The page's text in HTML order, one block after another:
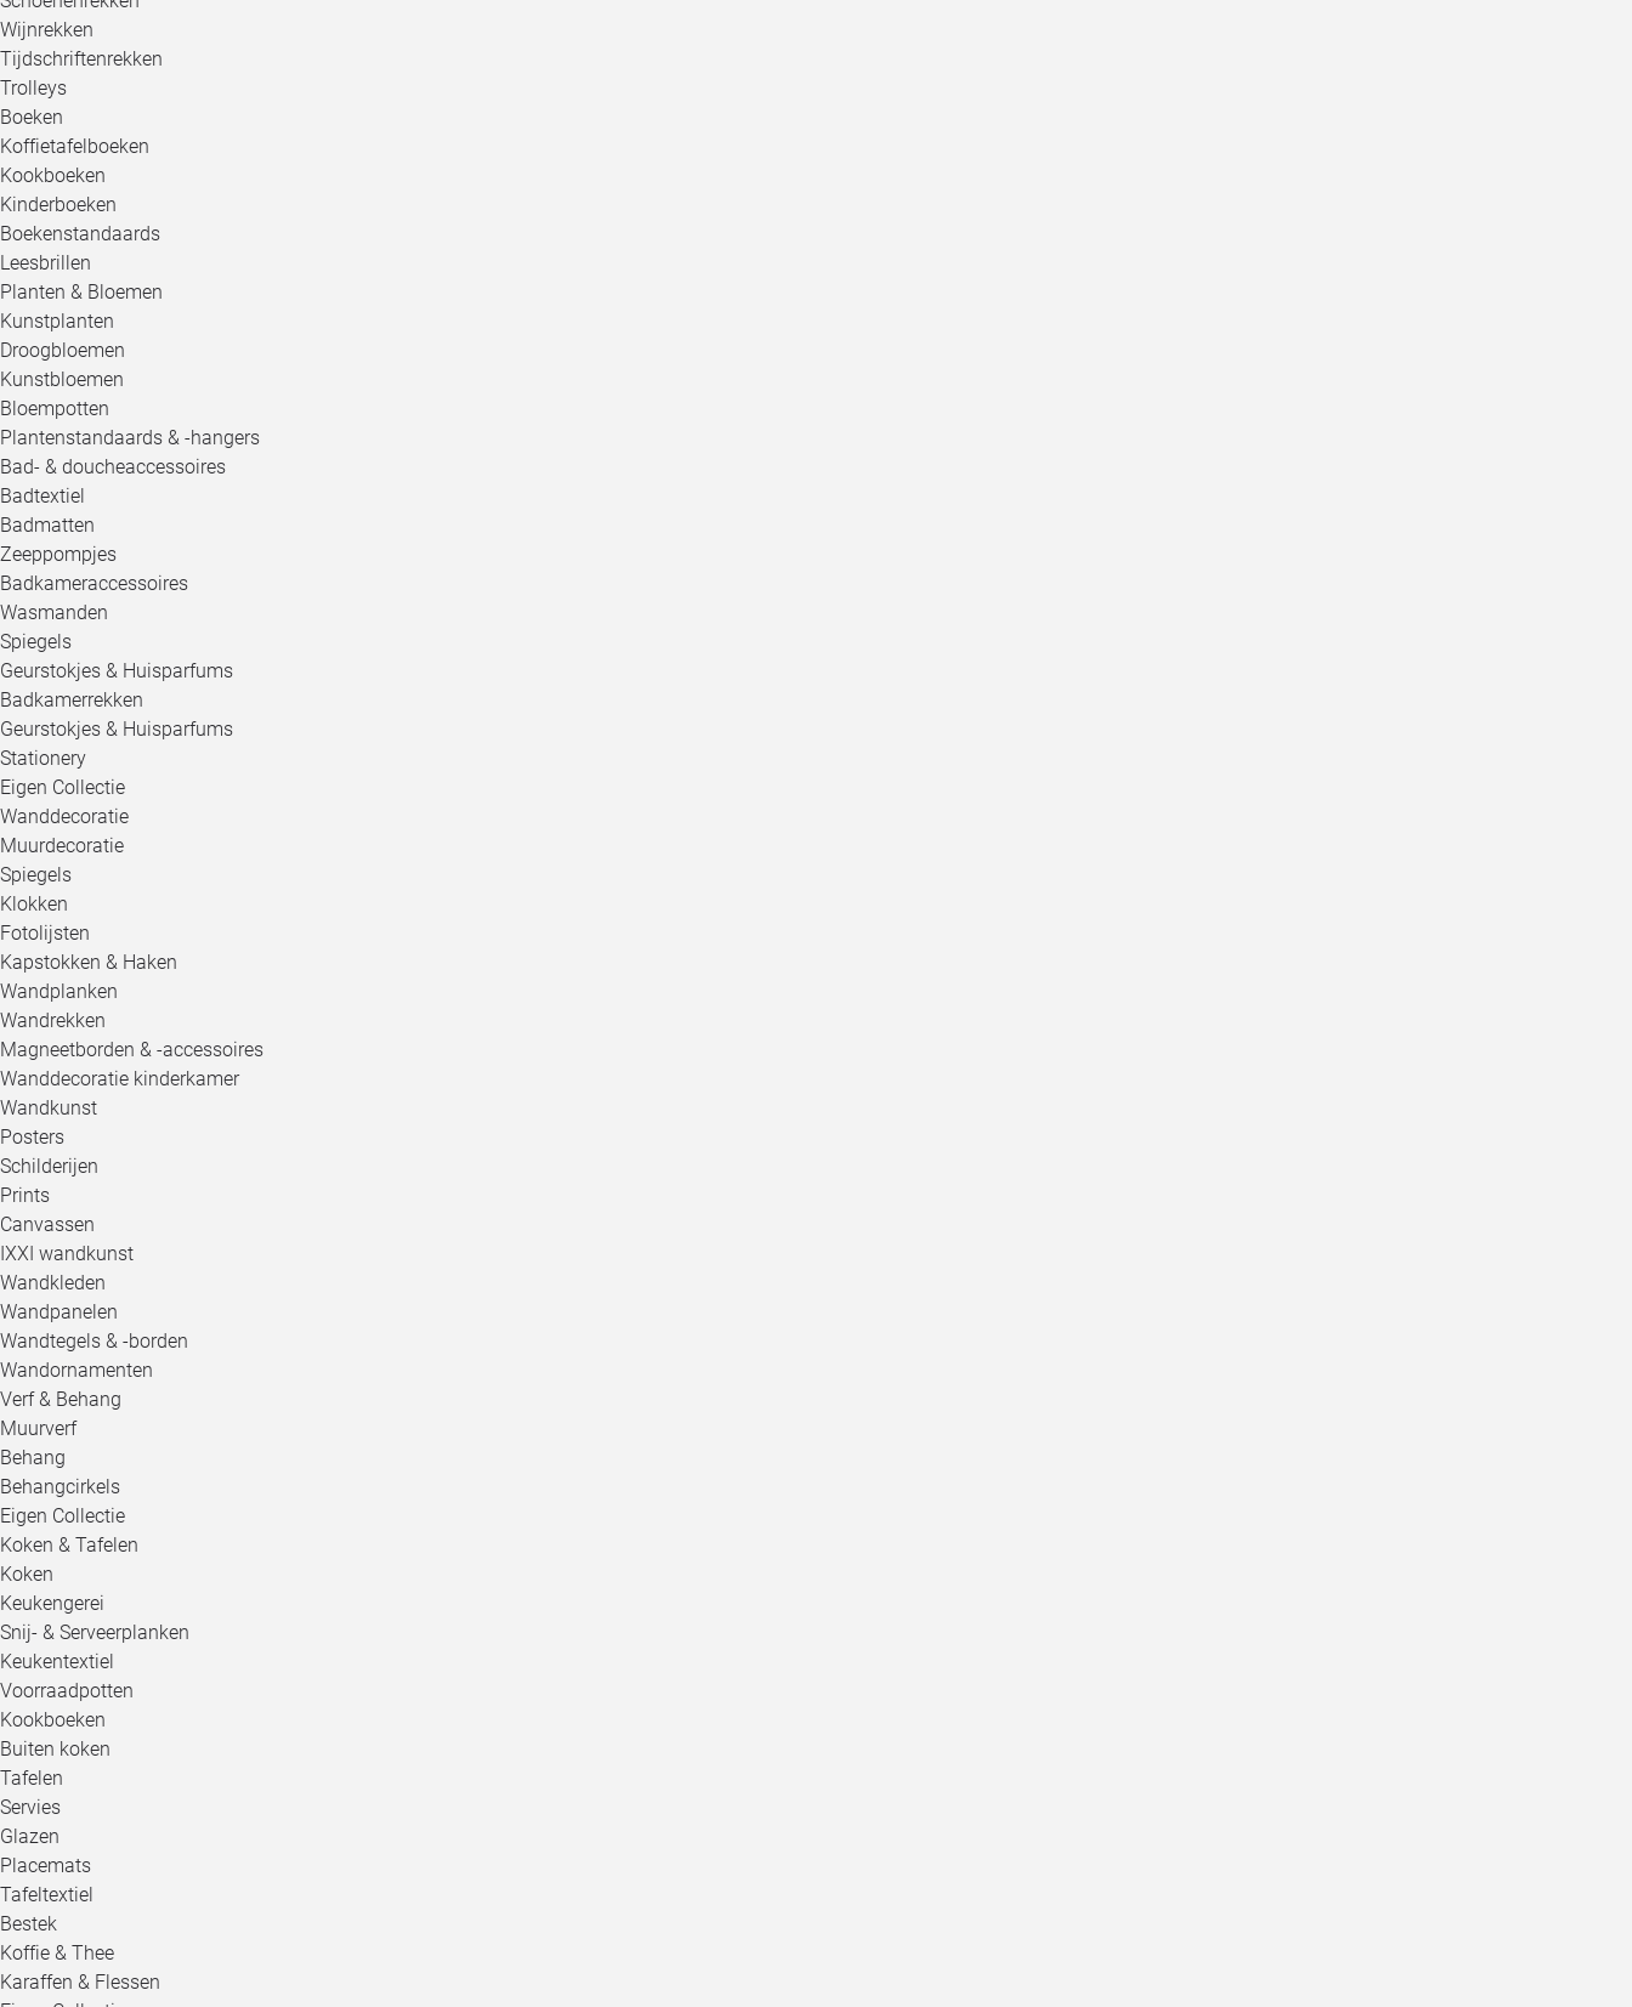
Wijnrekken
Tijdschriftenrekken
Trolleys
Boeken
Koffietafelboeken
Kookboeken
Kinderboeken
Boekenstandaards
Leesbrillen
Planten & Bloemen
Kunstplanten
Droogbloemen
Kunstbloemen
Bloempotten
Plantenstandaards & -hangers
Bad- & doucheaccessoires
Badtextiel
Badmatten
Zeeppompjes
Badkameraccessoires
Wasmanden
Spiegels
Geurstokjes & Huisparfums
Badkamerrekken
Geurstokjes & Huisparfums
Stationery
Eigen Collectie
Wanddecoratie
Muurdecoratie
Spiegels
Klokken
Fotolijsten
Kapstokken & Haken
Wandplanken
Wandrekken
Magneetborden & -accessoires
Wanddecoratie kinderkamer
Wandkunst
Posters
Schilderijen
Prints
Canvassen
IXXI wandkunst
Wandkleden
Wandpanelen
Wandtegels & -borden
Wandornamenten
Verf & Behang
Muurverf
Behang
Behangcirkels
Eigen Collectie
Koken & Tafelen
Koken
Keukengerei
Snij- & Serveerplanken
Keukentextiel
Voorraadpotten
Kookboeken
Buiten koken
Tafelen
Servies
Glazen
Placemats
Tafeltextiel
Bestek
Koffie & Thee
Karaffen & Flessen